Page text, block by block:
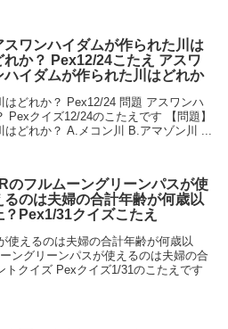
スワンハイダムが作られた川は
れか？ Pex12/24こたえ アスワ
ハイダムが作られた川はどれか
はどれか？ Pex12/24 問題 アスワンハ
Pexクイズ12/24のこたえです 【問題】
はどれか？ A.メコン川 B.アマゾン川 ...
のフルムーングリーンパスが使
るのは夫婦の合計年齢が何歳以
？Pex1/31クイズこたえ
使えるのは夫婦の合計年齢が何歳以
ングリーンパスが使えるのは夫婦の合
クイズ Pexクイズ1/31のこたえです